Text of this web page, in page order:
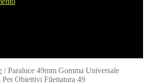
/Paraluce 49mm Gomma Universale
Obiettivi Filettatura 49